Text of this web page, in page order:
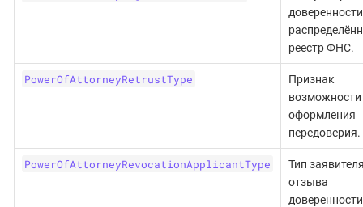
реестр ФНС.
PowerOfAttorneyRetrustType
Признак
возможности
оформления
передоверия.
PowerOfAttorneyRevocationApplicantType
Тип
отзыва